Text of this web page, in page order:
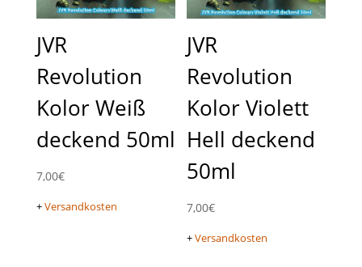
JVR
Revolution
Kolor Weiß
deckend 50ml
7,00€
+Versandkosten
JVR
Revolution
Kolor Violett
Hell deckend
50ml
7,00€
+Versandkosten